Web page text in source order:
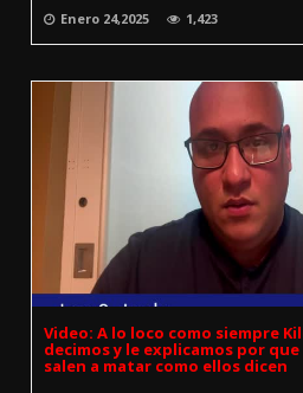
Enero 24,2025 1,423
Video: A lo loco como siempre
decimos y le explicamos por que
salen a matar como ellos dicen